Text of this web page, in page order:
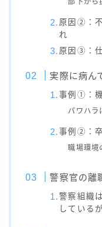
部下から
原因②：
れ
原因③：
実際に病ん
事例①：
パワハラ
事例②：
職場環境
警察官の離
警察組織
している